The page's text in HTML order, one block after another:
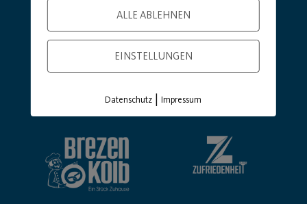
ALLE ABLEHNEN
EINSTELLUNGEN
Datenschutz |Impressum